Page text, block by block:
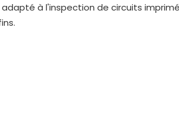
à l'inspection de circuits